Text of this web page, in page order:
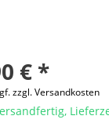
€ *
zzgl. Versandkosten